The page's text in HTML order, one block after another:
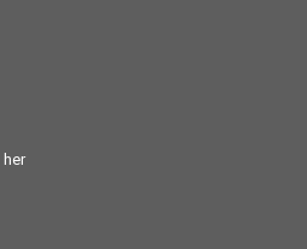
her